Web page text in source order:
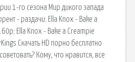
1-го сезона Мир дикого запада
- раздачи: Ella Knox - Bake a
Ella Knox - Bake a Creampie
Скачать HD порно бесплатно
Кому, что нравится, все